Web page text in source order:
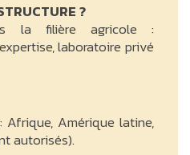
?
la filière agricole :
laboratoire privé
Afrique, Amérique latine,
autorisés).